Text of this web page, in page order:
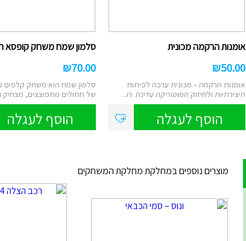
אומנות הרקמה מכונית
50.00
₪
אומנות הרקמה – מכונית ערכה לפיתוח
היצירתיות ולחיזוק המוטוריקה עדינה. רו...
הוסף לעגלה
סלמון שמח משחק קופסא
70.00
₪
סלמון שמח הוא משחק קלפים
של חתולים מתפוצצים, מצחיק
לש...
הוסף לעגלה
מוצרים נוספים במחלקת מחלקת המשחקים